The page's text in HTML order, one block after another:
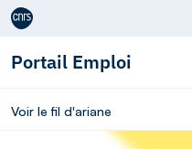
Aller au contenu
Portail Emploi
Voir le fil d'ariane